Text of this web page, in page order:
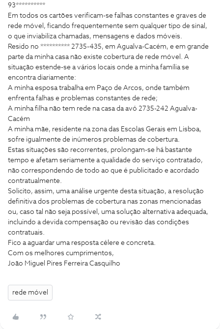
93**********
Em todos os cartões verificam-se falhas constantes e graves de
rede móvel, ficando frequentemente sem qualquer tipo de sinal,
o que inviabiliza chamadas, mensagens e dados móveis.
Resido no ********** 2735-435, em Agualva-Cacém, e em grande
parte da minha casa não existe cobertura de rede móvel. A
situação estende-se a vários locais onde a minha família se
encontra diariamente:
A minha esposa trabalha em Paço de Arcos, onde também
enfrenta falhas e problemas constantes de rede;
A minha filha não tem rede na casa da avó 2735-242 Agualva-
Cacém
A minha mãe, residente na zona das Escolas Gerais em Lisboa,
sofre igualmente de inúmeros problemas de cobertura.
Estas situações são recorrentes, prolongam-se há bastante
tempo e afetam seriamente a qualidade do serviço contratado,
não correspondendo de todo ao que é publicitado e acordado
contratualmente.
Solicito, assim, uma análise urgente desta situação, a resolução
definitiva dos problemas de cobertura nas zonas mencionadas
ou, caso tal não seja possível, uma solução alternativa adequada,
incluindo a devida compensação ou revisão das condições
contratuais.
Fico a aguardar uma resposta célere e concreta.
Com os melhores cumprimentos,
João Miguel Pires Ferreira Casquilho
rede móvel